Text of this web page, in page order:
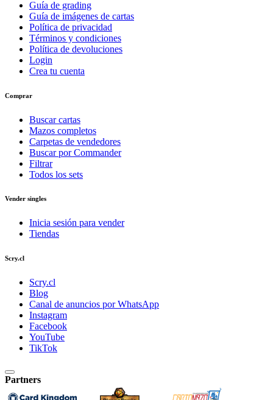
Guía de grading
Guía de imágenes de cartas
Política de privacidad
Términos y condiciones
Política de devoluciones
Login
Crea tu cuenta
Comprar
Buscar cartas
Mazos completos
Carpetas de vendedores
Buscar por Commander
Filtrar
Todos los sets
Vender singles
Inicia sesión para vender
Tiendas
Scry.cl
Scry.cl
Blog
Canal de anuncios por WhatsApp
Instagram
Facebook
YouTube
TikTok
Partners